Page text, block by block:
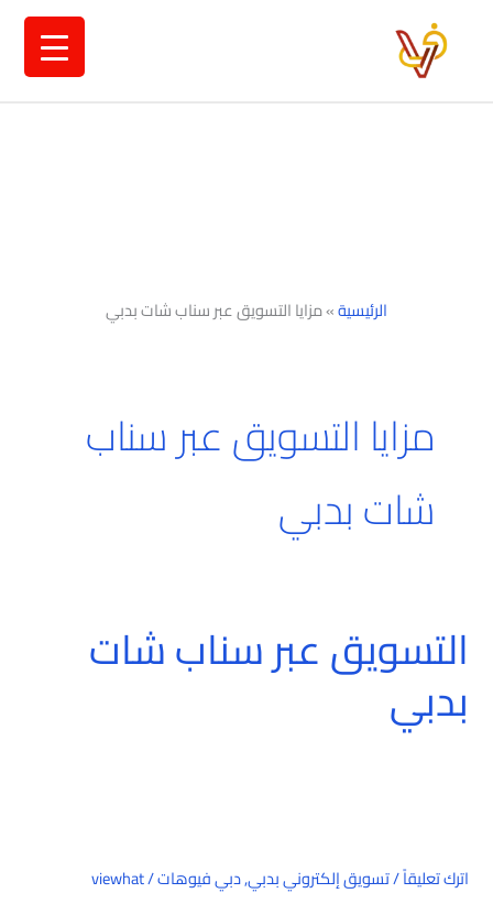
الرئيسية»مزايا التسويق عبر سناب شات بدبي
مزايا التسويق عبر سناب
شات بدبي
التسويق عبر سناب شات
بدبي
اترك تعليقاً/تسويق إلكتروني بدبي,دبي فيوهات/
viewhat
التسويق
عبر
سناب
شات